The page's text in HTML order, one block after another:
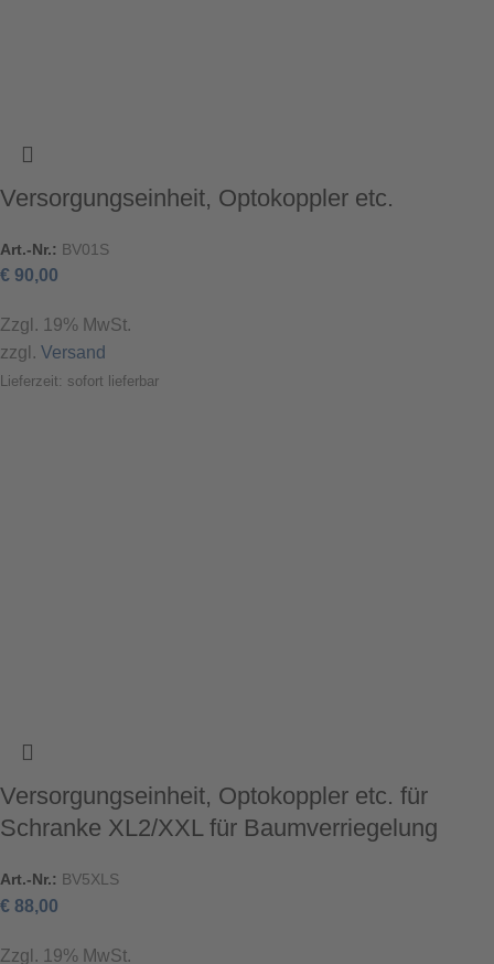
Versorgungseinheit, Optokoppler etc.
Art.-Nr.: BV01S
€ 90,00
Zzgl. 19% MwSt.
zzgl. Versand
Lieferzeit: sofort lieferbar
Versorgungseinheit, Optokoppler etc. für
Schranke XL2/XXL für Baumverriegelung
Art.-Nr.: BV5XLS
€ 88,00
Zzgl. 19% MwSt.